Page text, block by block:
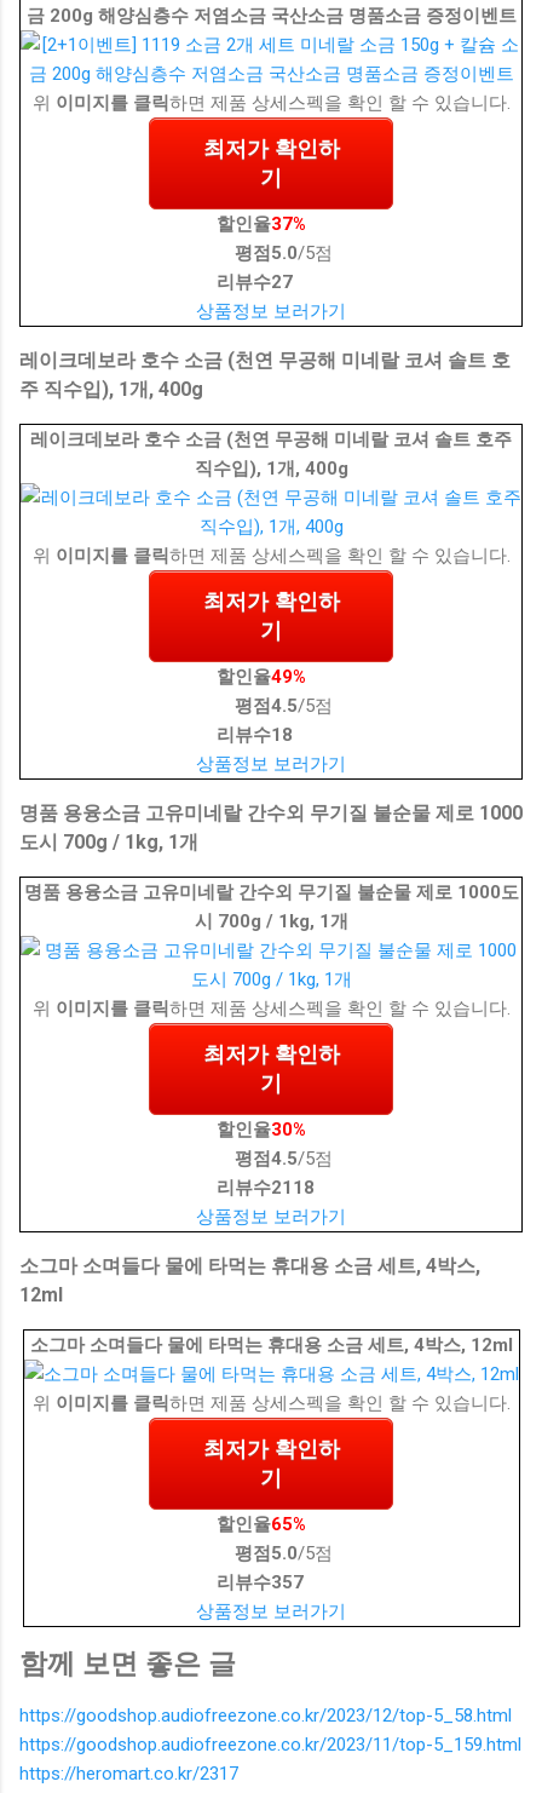
금 200g 해양심층수 저염소금 국산소금 명품소금 증정이벤트
위 이미지를 클릭하면 제품 상세스펙을 확인 할 수 있습니다.
최저가 확인하
기
할인율37%
평점 5.0/5점
리뷰수27
상품정보 보러가기
레이크데보라 호수 소금 (천연 무공해 미네랄 코셔 솔트 호
주 직수입), 1개, 400g
레이크데보라 호수 소금 (천연 무공해 미네랄 코셔 솔트 호주
직수입), 1개, 400g
위 이미지를 클릭하면 제품 상세스펙을 확인 할 수 있습니다.
최저가 확인하
기
할인율49%
평점4.5/5점
리뷰수18
상품정보 보러가기
명품 용융소금 고유미네랄 간수외 무기질 불순물 제로 1000
도시 700g / 1kg, 1개
명품 용융소금 고유미네랄 간수외 무기질 불순물 제로 1000도
시 700g / 1kg, 1개
위 이미지를 클릭하면 제품 상세스펙을 확인 할 수 있습니다.
최저가 확인하
기
할인율30%
평점4.5/5점
리뷰수2118
상품정보 보러가기
소그마 소며들다 물에 타먹는 휴대용 소금 세트, 4박스,
12ml
소그마 소며들다 물에 타먹는 휴대용 소금 세트, 4박스, 12ml
위 이미지를 클릭하면 제품 상세스펙을 확인 할 수 있습니다.
최저가 확인하
기
할인율65%
평점 5.0/5점
리뷰수357
상품정보 보러가기
함께 보면 좋은 글
https://goodshop.audiofreezone.co.kr/2023/12/top-5_58.html
https://goodshop.audiofreezone.co.kr/2023/11/top-5_159.html
https://heromart.co.kr/2317